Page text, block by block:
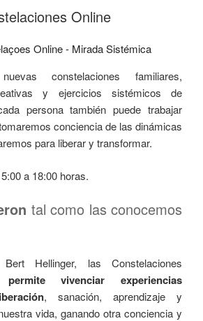
Online
constelaciones familiares,
y ejercicios sistémicos de
persona también puede trabajar
conciencia de las dinámicas
para liberar y transformar.
a 18:00 horas.
tal como las conocemos
Hellinger, las Constelaciones
vivenciar experiencias
, sanación, aprendizaje y
vida, ganando otra conciencia y